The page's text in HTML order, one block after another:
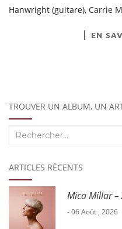
Hanwright (guitare), Carrie
EN
TROUVER UN ALBUM, UN
Recherche
ARTICLES RÉCENTS
Mica Millar –
- 06 Août , 2026